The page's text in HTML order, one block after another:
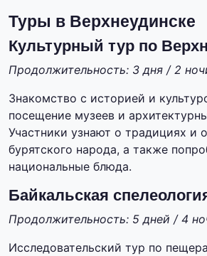
Туры в Верхнеудинске
Культурный тур по
Продолжительность: 3 дня / 2
Знакомство с историей и
посещение музеев и
Участники узнают о традициях и
бурятского народа, а также
национальные блюда.
Байкальская
Продолжительность: 5 дней / 4
Исследовательский тур по